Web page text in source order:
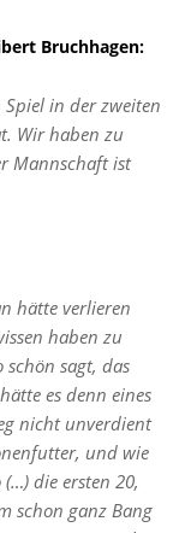
Bruchhagen:
Spiel in der zweiten
Wir haben zu
Mannschaft ist
hätte verlieren
haben zu
schön sagt, das
es denn eines
nicht unverdient
und wie
die ersten 20,
schon ganz Bang